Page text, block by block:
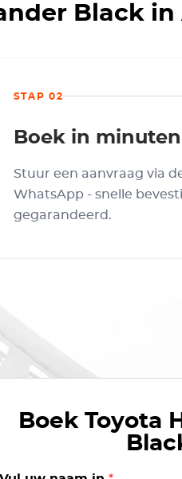
Black
STAP 02
Boek in minuten
Stuur een aanvraag via
WhatsApp - snelle
gegarandeerd.
Boek Toyota